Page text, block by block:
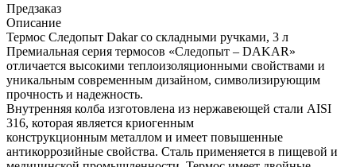
Предзаказ
Описание
Термос Следопыт Dakar со складными ручками, 3 л
Премиальная серия термосов «Следопыт – DAKAR»
отличается высокими теплоизоляционными свойствами и
уникальным современным дизайном, символизирующим
прочность и надежность.
Внутренняя колба изготовлена из нержавеющей стали AISI
316, которая является криогенным
конструкционным металлом и имеет повышенные
антикоррозийные свойства. Сталь применяется в пищевой и